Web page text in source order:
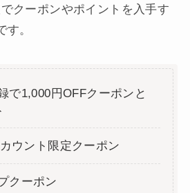
クーポンやポイントを入手す
。
で1,000円OFFクーポンと
ウント限定クーポン
クーポン